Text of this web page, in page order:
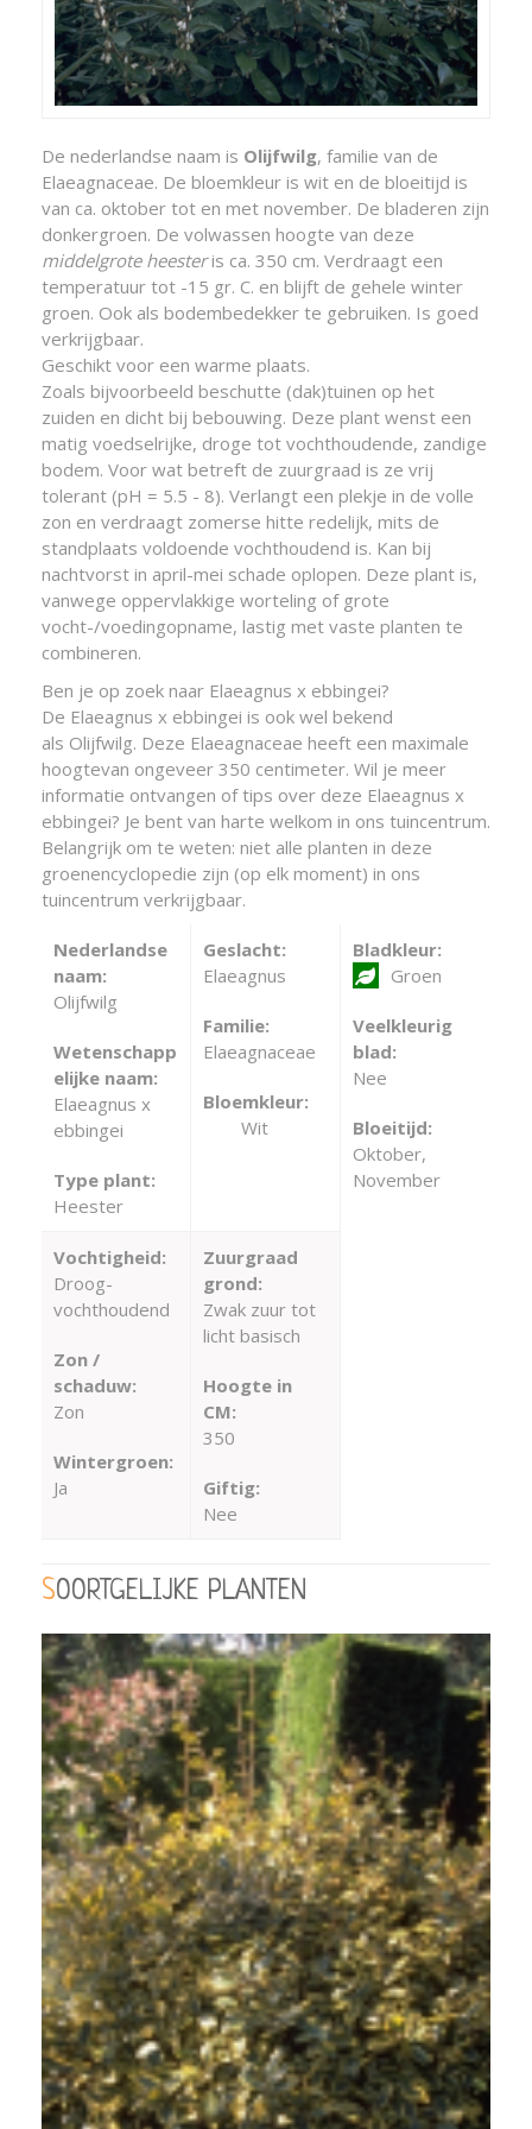
De nederlandse naam is Olijfwilg, familie van de
Elaeagnaceae. De bloemkleur is wit en de bloeitijd is
van ca. oktober tot en met november. De bladeren zijn
donkergroen. De volwassen hoogte van deze
middelgrote heesteris ca. 350 cm. Verdraagt een
temperatuur tot -15 gr. C. en blijft de gehele winter
groen. Ook als bodembedekker te gebruiken. Is goed
verkrijgbaar.
Geschikt voor een warme plaats.
Zoals bijvoorbeeld beschutte (dak)tuinen op het
zuiden en dicht bij bebouwing. Deze plant wenst een
matig voedselrijke, droge tot vochthoudende, zandige
bodem. Voor wat betreft de zuurgraad is ze vrij
tolerant (pH = 5.5 - 8). Verlangt een plekje in de volle
zon en verdraagt zomerse hitte redelijk, mits de
standplaats voldoende vochthoudend is. Kan bij
nachtvorst in april-mei schade oplopen. Deze plant is,
vanwege oppervlakkige worteling of grote
vocht-/voedingopname, lastig met vaste planten te
combineren.
Ben je op zoek naar Elaeagnus x ebbingei?
De Elaeagnus x ebbingei is ook wel bekend
als Olijfwilg. Deze Elaeagnaceae heeft een maximale
hoogtevan ongeveer 350 centimeter. Wil je meer
informatie ontvangen of tips over deze Elaeagnus x
ebbingei? Je bent van harte welkom in ons tuincentrum.
Belangrijk om te weten: niet alle planten in deze
groenencyclopedie zijn (op elk moment) in ons
tuincentrum verkrijgbaar.
Nederlandse
naam:
Olijfwilg
Wetenschapp
elijke naam:
Elaeagnus x
ebbingei
Type plant:
Heester
Geslacht:
Elaeagnus
Familie:
Elaeagnaceae
Bloemkleur:
Wit
Bladkleur:
Groen
Veelkleurig
blad:
Nee
Bloeitijd:
Oktober,
November
Vochtigheid:
Droog-
vochthoudend
Zon /
schaduw:
Zon
Wintergroen:
Ja
Zuurgraad
grond:
Zwak zuur tot
licht basisch
Hoogte in
CM:
350
Giftig:
Nee
SOORTGELIJKE PLANTEN
Olijfwilg